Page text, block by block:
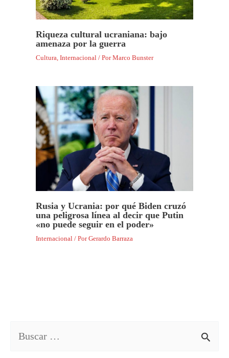
Riqueza cultural ucraniana: bajo
amenaza por la guerra
Cultura,Internacional / PorMarco Bunster
Rusia y Ucrania: por qué Biden cruzó
una peligrosa línea al decir que Putin
«no puede seguir en el poder»
Internacional / PorGerardo Barraza